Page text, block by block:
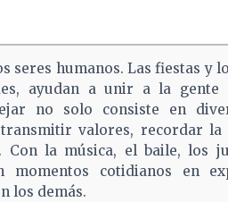
seres humanos. Las fiestas y
ayudan a unir a la gente
no solo consiste en
valores, recordar
la música, el baile, los
momentos cotidianos en
los demás.